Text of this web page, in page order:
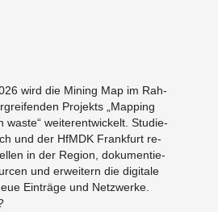
wird die Mi­ning Map im Rah­
Pro­jekts „Map­ping
waste“ wei­ter­ent­wi­ckelt. Stu­die­
und der HfMDK Frank­furt re­
in der Re­gi­on, do­ku­men­tie­
und er­wei­tern die di­gi­ta­le
Ein­trä­ge und Netz­wer­ke.